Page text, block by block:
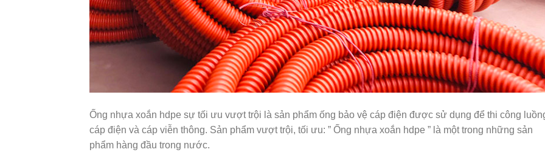
Ống nhựa xoắn hdpe sự tối ưu vượt trội là sản phẩm ống bảo vệ cáp điện được sử dụng để thi công
cáp điện và cáp viễn thông. Sản phẩm vượt trội, tối ưu: ” Ống nhựa xoắn hdpe ” là một trong những sản
phẩm hàng đầu trong nước.